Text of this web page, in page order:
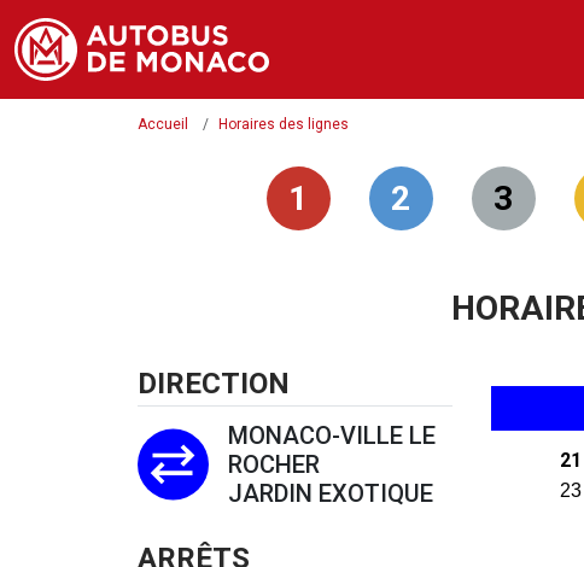
Accueil Horaires des lignes
1 2 3
DIRECTION
MONACO-VILLE LE
ROCHER
JARDIN EXOTIQUE
ARRÊTS
21
23